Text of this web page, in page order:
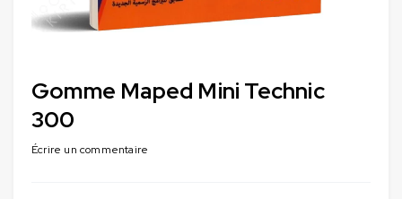
Gomme Maped Mini Technic
300
Écrire un commentaire